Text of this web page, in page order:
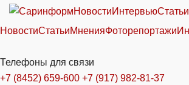
НовостиИнтервьюСтатьи
НовостиСтатьиМненияФоторепортажи
Телефоны для связи
+7 (8452) 659-600 +7 (917) 982-81-37